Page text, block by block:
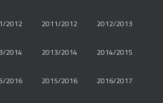
2012 2011/2012 2012/2013
2014 2013/2014 2014/2015
2016 2015/2016 2016/2017